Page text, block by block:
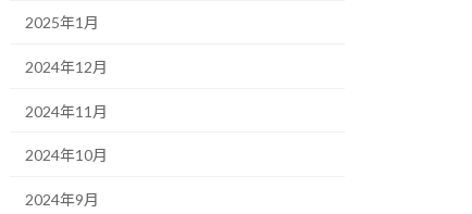
2025年1月
2024年12月
2024年11月
2024年10月
2024年9月